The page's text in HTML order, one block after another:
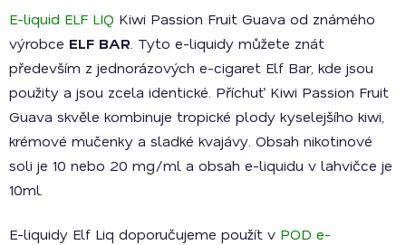
E-liquid ELF LIQ Kiwi Passion Fruit Guava od známého
výrobce ELF BAR . Tyto e-liquidy můžete znát
především z jednorázových e-cigaret Elf Bar, kde jsou
použity a jsou zcela identické. Příchuť Kiwi Passion Fruit
Guava skvěle kombinuje tropické plody kyselejšího kiwi,
krémové mučenky a sladké kvajávy. Obsah nikotinové
soli je 10 nebo 20 mg/ml a obsah e-liquidu v lahvičce je
10ml.
E-liquidy Elf Liq doporučujeme použít v POD e-